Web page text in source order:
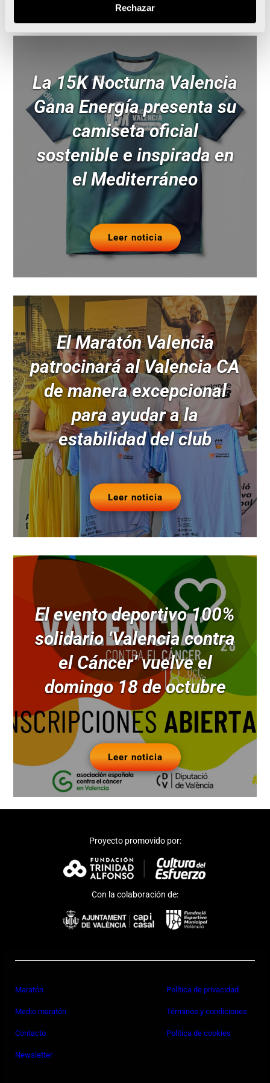
Rechazar
Noticias relacionadas
La 15K Nocturna Valencia
Gana Energía presenta su
camiseta oficial
sostenible e inspirada en
el Mediterráneo
Leer noticia
El Maratón Valencia
patrocinará al Valencia CA
de manera excepcional
para ayudar a la
estabilidad del club
Leer noticia
El evento deportivo 100%
solidario ‘Valencia contra
el Cáncer’ vuelve el
domingo 18 de octubre
Leer noticia
Proyecto promovido por:
Con la colaboración de:
Maratón
Medio maratón
Contacto
Newsletter
Política de privacidad
Términos y condiciones
Política de cookies